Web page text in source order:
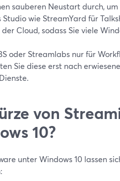
sauberen Neustart durch,
wie StreamYard für
Cloud, sodass Sie viele
oder Streamlabs nur für
Sie diese erst nach
von
10?
unter Windows 10 lassen